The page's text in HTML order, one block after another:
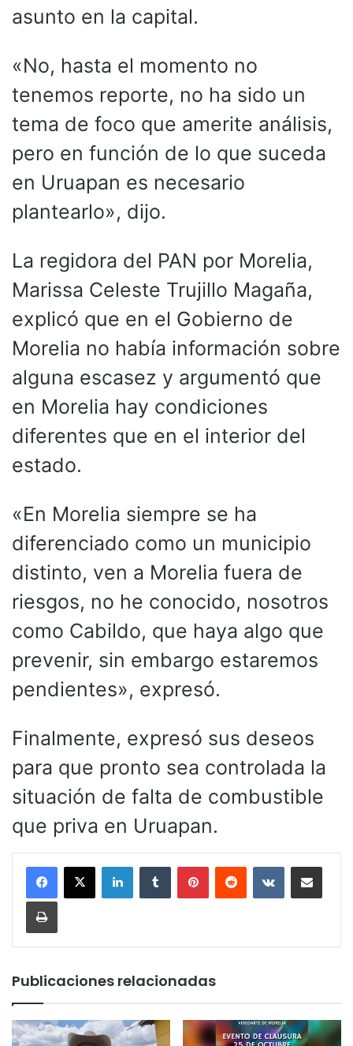
asunto en la capital.
«No, hasta el momento no
tenemos reporte, no ha sido un
tema de foco que amerite análisis,
pero en función de lo que suceda
en Uruapan es necesario
plantearlo», dijo.
La regidora del PAN por Morelia,
Marissa Celeste Trujillo Magaña,
explicó que en el Gobierno de
Morelia no había información sobre
alguna escasez y argumentó que
en Morelia hay condiciones
diferentes que en el interior del
estado.
«En Morelia siempre se ha
diferenciado como un municipio
distinto, ven a Morelia fuera de
riesgos, no he conocido, nosotros
como Cabildo, que haya algo que
prevenir, sin embargo estaremos
pendientes», expresó.
Finalmente, expresó sus deseos
para que pronto sea controlada la
situación de falta de combustible
que priva en Uruapan.
LinkedInTumblr PinterestReddit VKontakteCompartir por
Imprimir
Publicaciones relacionadas